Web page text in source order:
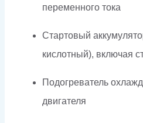
переменного тока
Стартовый
кислотный), включая
Подогреватель
двигателя